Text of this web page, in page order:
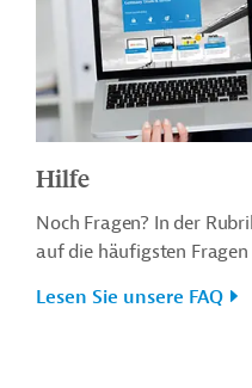
Hilfe
Noch Fragen? In der
auf die häufigsten
Lesen Sie unsere FAQ